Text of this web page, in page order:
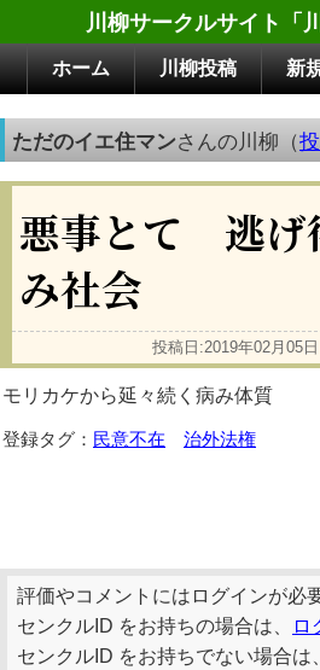
川柳サークルサイト「
ホーム 川柳投稿 新
ただのイエ住マンさんの川柳（
悪事とて 逃
み社会
投稿日:2019年02月
モリカケから延々続く病み体質
登録タグ： 民意不在 治外法権
評価やコメントにはログインが必
センクルID をお持ちの場合は、
ロ
センクルID をお持ちでない場合は、